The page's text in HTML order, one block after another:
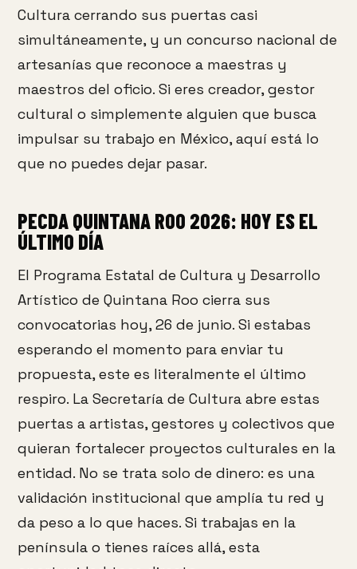
Cultura cerrando sus puertas casi
simultáneamente, y un concurso nacional de
artesanías que reconoce a maestras y
maestros del oficio. Si eres creador, gestor
cultural o simplemente alguien que busca
impulsar su trabajo en México, aquí está lo
que no puedes dejar pasar.
PECDA QUINTANA ROO 2026: HOY ES EL
ÚLTIMO DÍA
El Programa Estatal de Cultura y Desarrollo
Artístico de Quintana Roo cierra sus
convocatorias hoy, 26 de junio. Si estabas
esperando el momento para enviar tu
propuesta, este es literalmente el último
respiro. La Secretaría de Cultura abre estas
puertas a artistas, gestores y colectivos que
quieran fortalecer proyectos culturales en la
entidad. No se trata solo de dinero: es una
validación institucional que amplía tu red y
da peso a lo que haces. Si trabajas en la
península o tienes raíces allá, esta